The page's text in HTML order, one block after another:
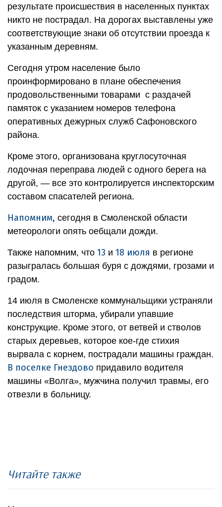
результате происшествия в населенных пунктах
никто не пострадал. На дорогах выставлены уже
соответствующие знаки об отсутствии проезда к
указанным деревням.
Сегодня утром население было
проинформировано в плане обеспечения
продовольственными товарами с раздачей
памяток с указанием номеров телефона
оперативных дежурных служб Сафоновского
района.
Кроме этого, организована круглосуточная
лодочная переправа людей с одного берега на
другой, — все это контролируется инспекторским
составом спасателей региона.
Напомним, сегодня в Смоленской области
метеорологи опять оебщали дожди.
Также напомним, что 13 и 18 июля в регионе
разыгралась большая буря с дождями, грозами и
градом.
14 июля в Смоленске коммунальщики устраняли
последствия шторма, убирали упавшие
конструкцие. Кроме этого, от ветвей и стволов
старых деревьев, которое кое-где стихия
вырвала с корнем, пострадали машины граждан.
В поселке Гнездово придавило водителя
машины «Волга», мужчина получил травмы, его
отвезли в больницу.
Читайте также